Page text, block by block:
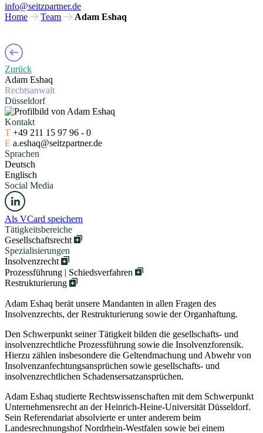
info@seitzpartner.de
Home
Team Adam Eshaq
Zurück
Adam Eshaq
Rechtsanwalt
Düsseldorf
Kontakt
T +49 211 15 97 96 - 0
E a.eshaq@seitzpartner.de
Sprachen
Deutsch
Englisch
Social Media
Als VCard speichern
Tätigkeitsbereiche
Gesellschaftsrecht
Spezialisierungen
Insolvenzrecht
Prozessführung | Schiedsverfahren
Restrukturierung
Adam Eshaq berät unsere Mandanten in allen Fragen des
Insolvenzrechts, der Restrukturierung sowie der Organhaftung.
Den Schwerpunkt seiner Tätigkeit bilden die gesellschafts- und
insolvenzrechtliche Prozessführung sowie die Insolvenzforensik.
Hierzu zählen insbesondere die Geltendmachung und Abwehr von
Insolvenzanfechtungsansprüchen sowie gesellschafts- und
insolvenzrechtlichen Schadensersatzansprüchen.
Adam Eshaq studierte Rechtswissenschaften mit dem Schwerpunkt
Unternehmensrecht an der Heinrich-Heine-Universität Düsseldorf.
Sein Referendariat absolvierte er unter anderem beim
Landesrechnungshof Nordrhein-Westfalen sowie bei einem